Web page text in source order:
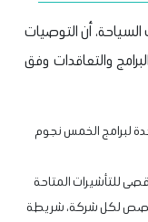
أن التوصيات
والتعاقدات وفق
لبرامج الخمس نجوم
للتأشيرات المتاحة
لكل شركة، شريطة